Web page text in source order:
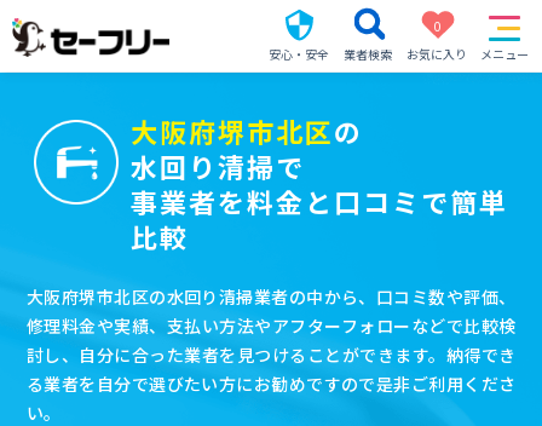
安心・安全 業者検索
0
お気に入り
メニュー
大阪府堺市北区の
水回り清掃で
事業者を料金と口コミで簡単
比較
大阪府堺市北区の水回り清掃業者の中から、口コミ数や評価、
修理料金や実績、支払い方法やアフターフォローなどで比較検
討し、自分に合った業者を見つけることができます。納得でき
る業者を自分で選びたい方にお勧めですので是非ご利用くださ
い。